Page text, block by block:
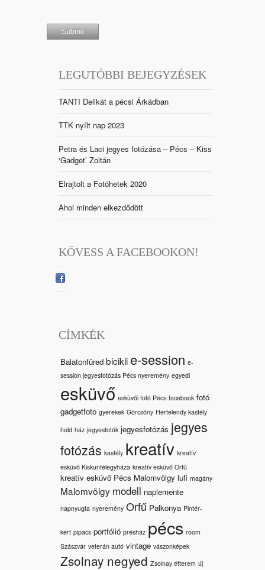
LEGUTÓBBI BEJEGYZÉSEK
TANTI Delikát a pécsi Árkádban
TTK nyílt nap 2023
Petra és Laci jegyes fotózása – Pécs – Kiss
‘Gadget’ Zoltán
Elrajtolt a Fotóhetek 2020
Ahol minden elkezdődött
KÖVESS A FACEBOOKON!
CÍMKÉK
Balatonfüred bicikli e-session e-
session jegyesfotózás Pécs nyeremény egyedi
esküvő esküvői fotó Pécs facebook fotó
gadgetfoto gyerekek Görcsöny Hertelendy kastély
hold ház jegyesfotók jegyesfotózás jegyes
fotózás kastély kreatív kreatív
esküvő Kiskunfélegyháza kreatív esküvő Orfű
kreatív esküvő Pécs Malomvölgy lufi magány
Malomvölgy modell naplemente
napnyugta nyeremény Orfű Palkonya Pintér-
kert pipacs portfólió présház pécs room
Szászvár veterán autó vintage vászonképek
Zsolnay negyed Zsolnay étterem új